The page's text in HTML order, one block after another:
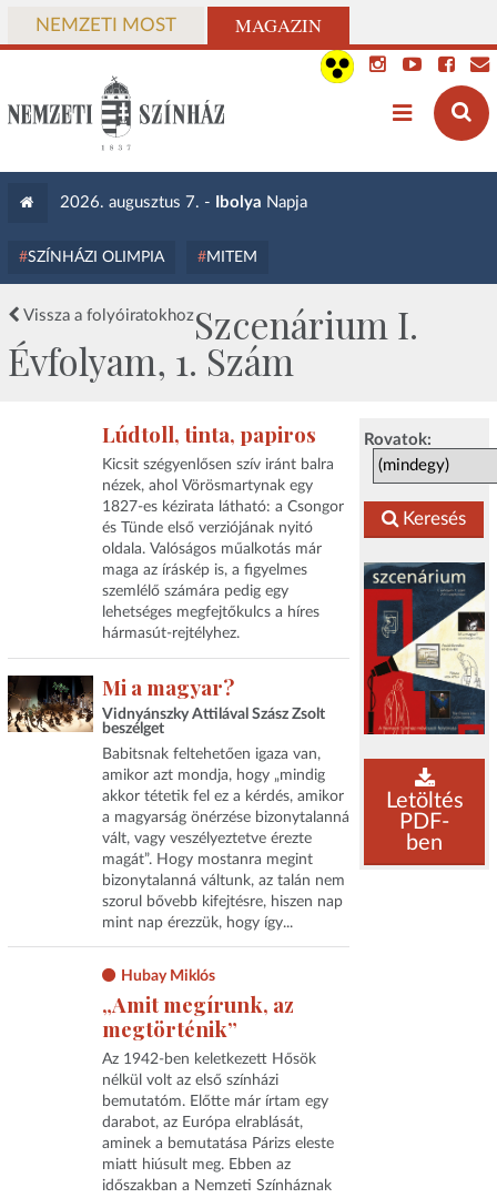
NEMZETI MOST MAGAZIN
2026. augusztus 7. - Ibolya Napja
SZÍNHÁZI OLIMPIA MITEM
Vissza a folyóiratokhozSzcenárium I.
Évfolyam, 1. Szám
Rovatok:
Keresés
Letöltés
PDF-
ben
Lúdtoll, tinta, papiros
Kicsit szégyenlősen szív iránt balra
nézek, ahol Vörösmartynak egy
1827-es kézirata látható: a Csongor
és Tünde első verziójának nyitó
oldala. Valóságos műalkotás már
maga az íráskép is, a figyelmes
szemlélő számára pedig egy
lehetséges megfejtőkulcs a híres
hármasút-rejtélyhez.
Mi a magyar?
Vidnyánszky Attilával Szász Zsolt
beszélget
Babitsnak feltehetően igaza van,
amikor azt mondja, hogy „mindig
akkor tétetik fel ez a kérdés, amikor
a magyarság önérzése bizonytalanná
vált, vagy veszélyeztetve érezte
magát”. Hogy mostanra megint
bizonytalanná váltunk, az talán nem
szorul bővebb kifejtésre, hiszen nap
mint nap érezzük, hogy így...
Hubay Miklós
„Amit megírunk, az
megtörténik”
Az 1942-ben keletkezett Hősök
nélkül volt az első színházi
bemutatóm. Előtte már írtam egy
darabot, az Európa elrablását,
aminek a bemutatása Párizs eleste
miatt hiúsult meg. Ebben az
időszakban a Nemzeti Színháznak